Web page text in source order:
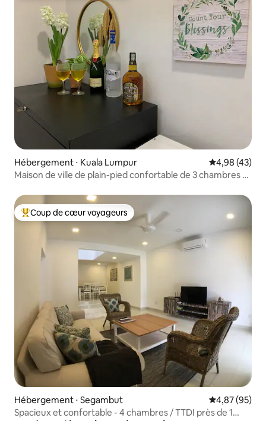
Hébergement ⋅ Kuala Lumpur Évaluation
4,98 (43)
Maison de ville de plain-pied confortable de 3 chambres à
Coups de cœur voyageurs les plus appréciés
Coup de cœur voyageurs
Hébergement ⋅ Segambut Évaluation
4,87 (95)
Spacieux et confortable - 4 chambres / TTDI près de 1